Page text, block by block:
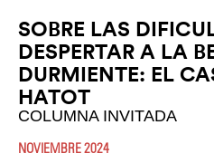
SOBRE LAS
DESPERTAR A LA
DURMIENTE: EL
HATOT
COLUMNA INVITADA
NOVIEMBRE 2024